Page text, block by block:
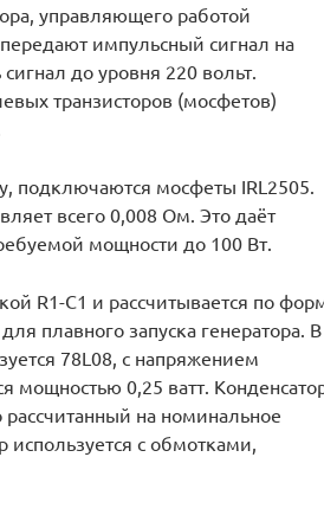
управляющего работой
импульсный сигнал на
до уровня 220 вольт.
транзисторов (мосфетов)
мосфеты IRL2505.
всего 0,008 Ом. Это даёт
мощности до 100 Вт.
R1-С1 и рассчитывается по
плавного запуска генератора. В
78L08, с напряжением
мощностью 0,25 ватт.
на номинальное
с обмотками,